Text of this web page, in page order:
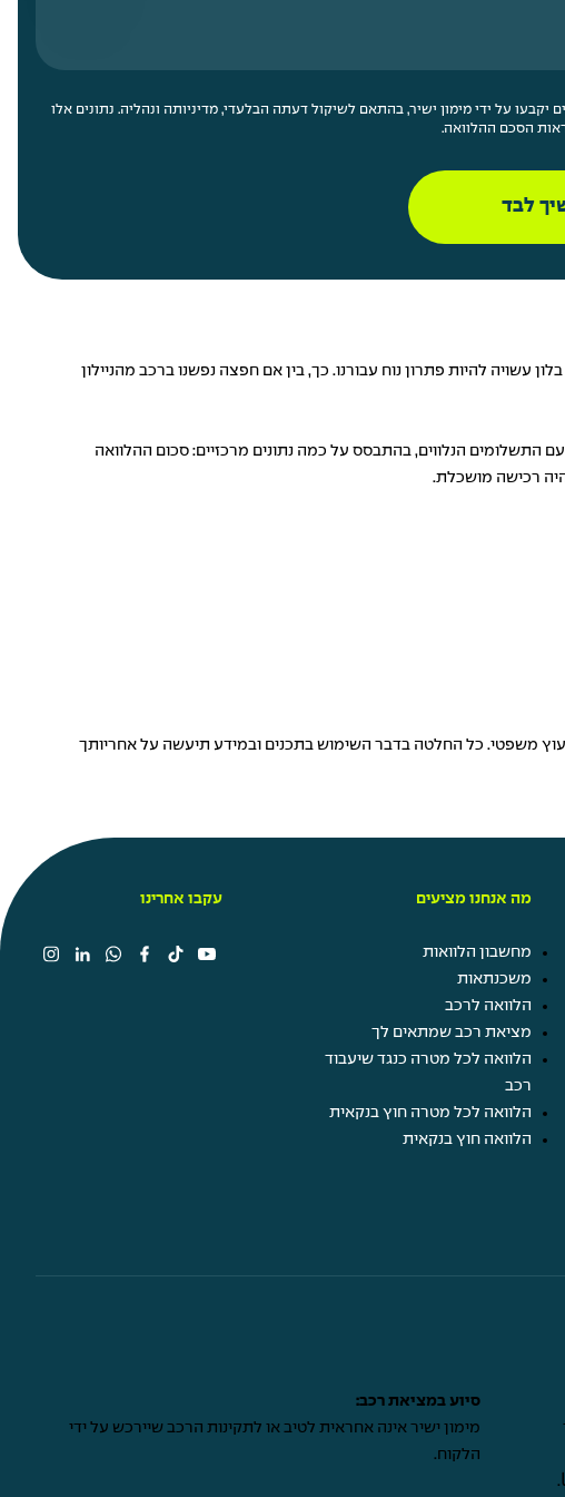
על ידי מימון ישיר, בהתאם לשיקול דעתה הבלעדי, מדיניותה ונהליה. נתונים אלו
הסכם ההלוואה.
לבד
להיות פתרון נוח עבורנו. כך, בין אם חפצה נפשנו ברכב מהניילון
התשלומים הנלווים, בהתבסס על כמה נתונים מרכזיים: סכום ההלוואה
רכישה מושכלת.
משפטי. כל החלטה בדבר השימוש בתכנים ובמידע תיעשה על אחריותך
מה אנחנו מציעים
מחשבון הלוואות
משכנתאות
הלוואה לרכב
מציאת רכב שמתאים לך
הלוואה לכל מטרה כנגד שיעבוד
רכב
הלוואה לכל מטרה חוץ בנקאית
הלוואה חוץ בנקאית
עקבו אחרינו
.
סיוע במציאת רכב:
מימון ישיר אינה אחראית לטיב או לתקינות הרכב שיירכש על ידי
הלקוח.